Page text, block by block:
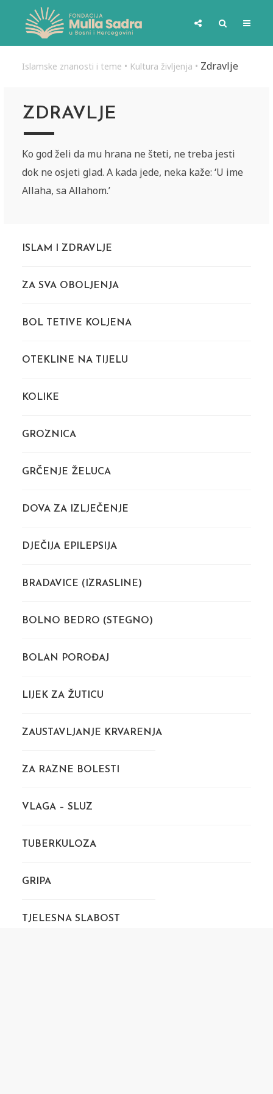
Islamske znanosti i teme • Kultura življenja • Zdravlje
ZDRAVLJE
Ko god želi da mu hrana ne šteti, ne treba jesti
dok ne osjeti glad. A kada jede, neka kaže: ‘U ime
Allaha, sa Allahom.’
ISLAM I ZDRAVLJE
ZA SVA OBOLJENJA
BOL TETIVE KOLJENA
OTEKLINE NA TIJELU
KOLIKE
GROZNICA
GRČENJE ŽELUCA
DOVA ZA IZLJEČENJE
DJEČIJA EPILEPSIJA
BRADAVICE (IZRASLINE)
BOLNO BEDRO (STEGNO)
BOLAN POROĐAJ
LIJEK ZA ŽUTICU
ZAUSTAVLJANJE KRVARENJA
ZA RAZNE BOLESTI
VLAGA – SLUZ
TUBERKULOZA
GRIPA
TJELESNA SLABOST